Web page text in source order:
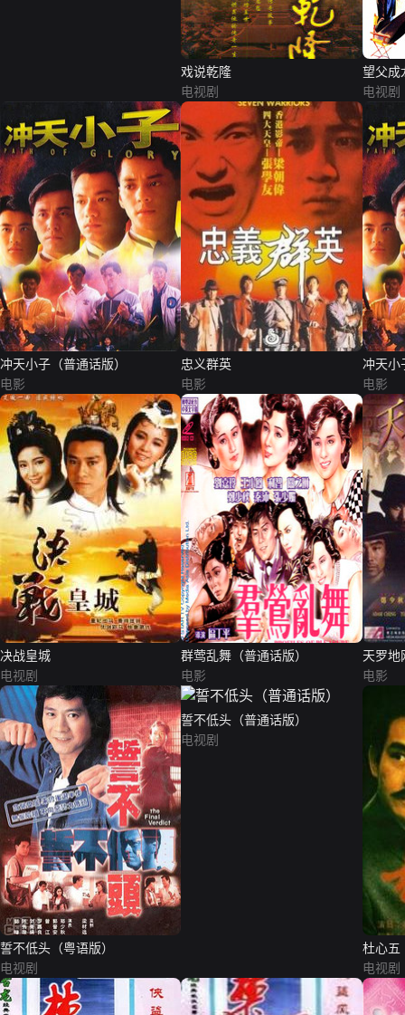
戏说乾隆
电视剧
望父成
电视剧
冲天小子（普通话版）
电影
忠义群英
电影
冲天小
电影
决战皇城
电视剧
群莺乱舞（普通话版）
电影
天罗地
电影
誓不低头（粤语版）
电视剧
誓不低头（普通话版）
电视剧
杜心五
电视剧